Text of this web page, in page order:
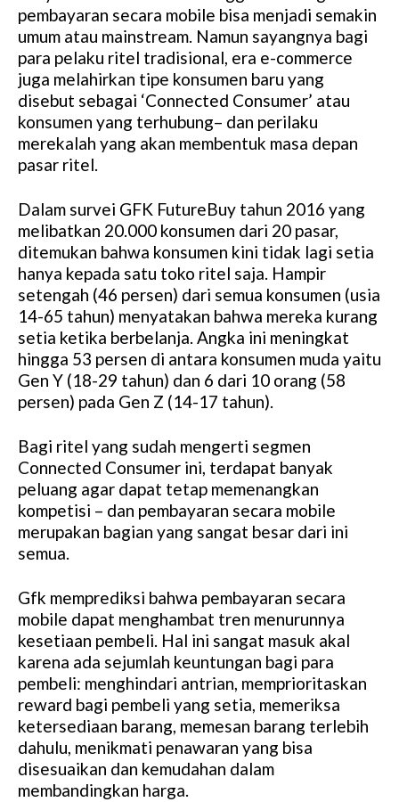
pembayaran secara mobile bisa menjadi semakin
umum atau mainstream. Namun sayangnya bagi
para pelaku ritel tradisional, era e-commerce
juga melahirkan tipe konsumen baru yang
disebut sebagai ‘Connected Consumer’ atau
konsumen yang terhubung– dan perilaku
merekalah yang akan membentuk masa depan
pasar ritel.
Dalam survei GFK FutureBuy tahun 2016 yang
melibatkan 20.000 konsumen dari 20 pasar,
ditemukan bahwa konsumen kini tidak lagi setia
hanya kepada satu toko ritel saja. Hampir
setengah (46 persen) dari semua konsumen (usia
14-65 tahun) menyatakan bahwa mereka kurang
setia ketika berbelanja. Angka ini meningkat
hingga 53 persen di antara konsumen muda yaitu
Gen Y (18-29 tahun) dan 6 dari 10 orang (58
persen) pada Gen Z (14-17 tahun).
Bagi ritel yang sudah mengerti segmen
Connected Consumer ini, terdapat banyak
peluang agar dapat tetap memenangkan
kompetisi – dan pembayaran secara mobile
merupakan bagian yang sangat besar dari ini
semua.
Gfk memprediksi bahwa pembayaran secara
mobile dapat menghambat tren menurunnya
kesetiaan pembeli. Hal ini sangat masuk akal
karena ada sejumlah keuntungan bagi para
pembeli: menghindari antrian, memprioritaskan
reward bagi pembeli yang setia, memeriksa
ketersediaan barang, memesan barang terlebih
dahulu, menikmati penawaran yang bisa
disesuaikan dan kemudahan dalam
membandingkan harga.